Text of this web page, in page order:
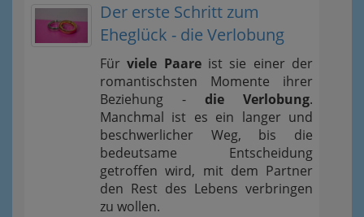
Der erste Schritt zum
Eheglück - die Verlobung
Fürviele Paareist sie einer der
romantischsten Momente ihrer
Beziehung - die Verlobung.
Manchmal ist es ein langer und
beschwerlicher Weg, bis die
bedeutsame Entscheidung
getroffen wird, mit dem Partner
den Rest des Lebens verbringen
zu wollen.